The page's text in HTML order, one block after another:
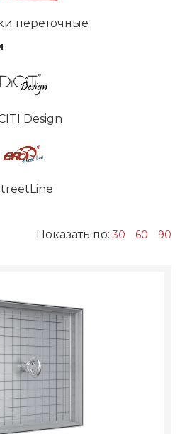
переточные
Design
Показать по:30 60 90